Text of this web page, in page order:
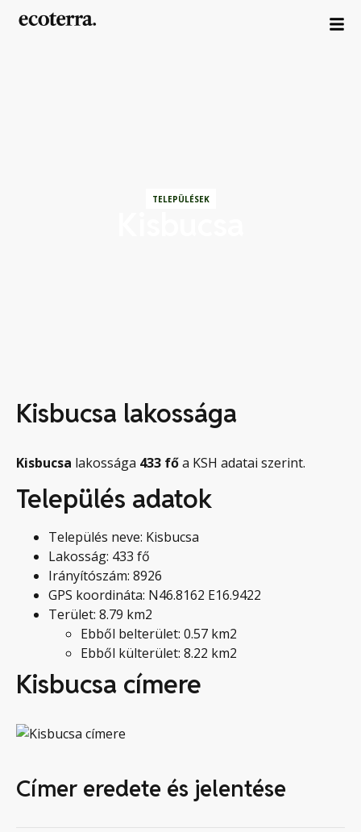
TELEPÜLÉSEK
Kisbucsa lakossága
Kisbucsa lakossága 433 főa KSH adatai szerint.
Település adatok
Település neve: Kisbucsa
Lakosság: 433 fő
Irányítószám: 8926
GPS koordináta: N46.8162 E16.9422
Terület: 8.79 km2
Ebből belterület: 0.57 km2
Ebből külterület: 8.22 km2
Kisbucsa címere
Címer eredete és jelentése